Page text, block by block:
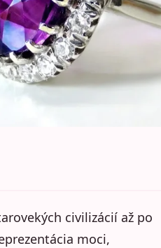
civilizácií až po
moci,